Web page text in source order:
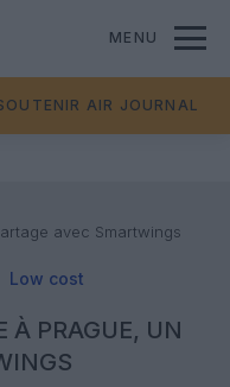
MENU
AIR JOURNAL
avec Smartwings
Low cost
À PRAGUE, UN